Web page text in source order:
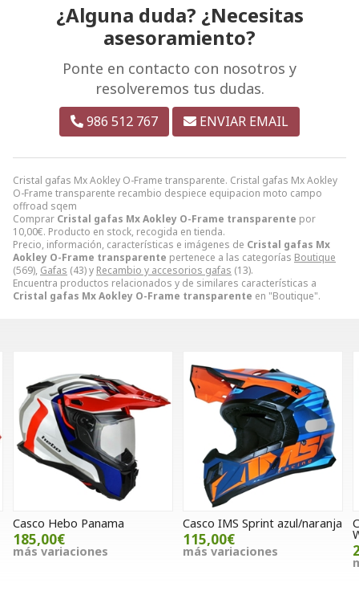
Cristal gafas Mx Aokley O-Frame transparente. Cristal gafas Mx Aokley
O-Frame transparente recambio despiece equipacion moto campo
offroad sqem
Comprar Cristal gafas Mx Aokley O-Frame transparente por
10,00€. Producto en stock, recogida en tienda.
Precio, información, características e imágenes de Cristal gafas Mx
Aokley O-Frame transparente pertenece a las categorías Boutique
(569), Gafas (43) y Recambio y accesorios gafas (13).
Encuentra productos relacionados y de similares características a
Cristal gafas Mx Aokley O-Frame transparente en "Boutique".
¿Alguna duda? ¿Necesitas
asesoramiento?
Ponte en contacto con nosotros y
resolveremos tus dudas.
986 512 767 ENVIAR EMAIL
Casco IMS Sprint azul/naranja
115,00€
más variaciones
Cubrecuellos Unik Fulltorax
Weather Tex Wind
28,00€